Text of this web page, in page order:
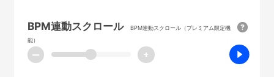
BPM連動スクロール
BPM連動スクロール（プレミアム限定機
能）
ー +